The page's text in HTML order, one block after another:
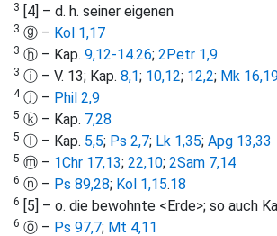
3 [4] – d. h. seiner eigenen
3 ⓖ – Kol 1,17
3 ⓗ – Kap. 9,12-14.26; 2Petr 1,9
3 ⓘ – V. 13; Kap. 8,1; 10,12; 12,2; Mk
4ⓙ – Phil 2,9
5 ⓚ – Kap. 7,28
5 ⓛ – Kap. 5,5; Ps 2,7; Lk 1,35; Apg 13,33
5 ⓜ – 1Chr 17,13; 22,10; 2Sam 7,14
6 ⓝ – Ps 89,28; Kol 1,15.18
6 [5] – o. die bewohnte <Erde>; so auch
6 ⓞ – Ps 97,7; Mt 4,11